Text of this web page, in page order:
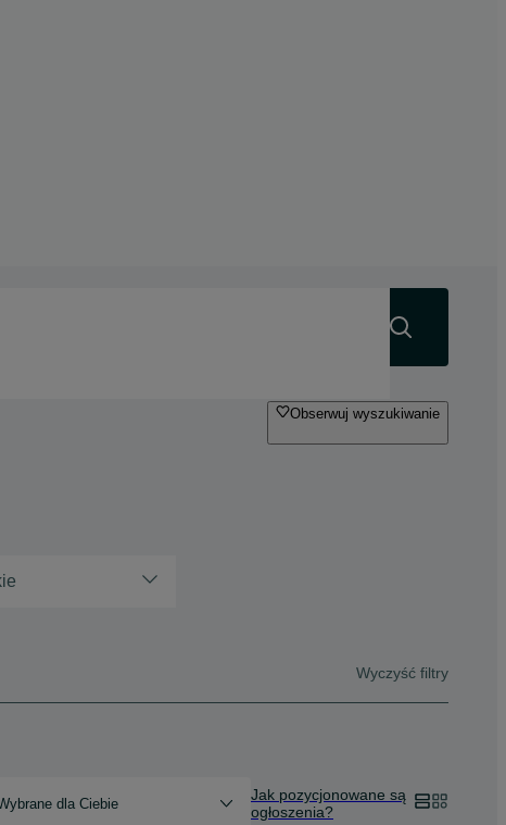
Obserwuj wyszukiwanie
Wyczyść filtry
dla Ciebie
Jak pozycjonowane są
ogłoszenia?